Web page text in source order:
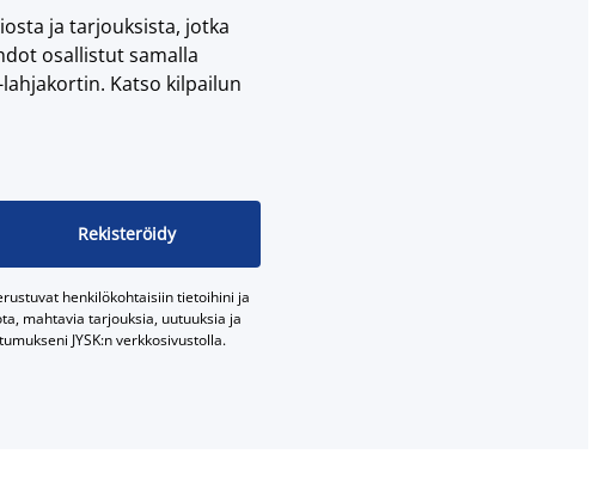
ja tarjouksista, jotka
osallistut samalla
Katso kilpailun
Rekisteröidy
henkilökohtaisiin tietoihini ja
mahtavia tarjouksia, uutuuksia ja
JYSK:n verkkosivustolla.